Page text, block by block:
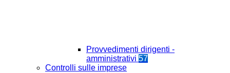
Provvedimenti dirigenti -
amministrativi 57
Controlli sulle imprese